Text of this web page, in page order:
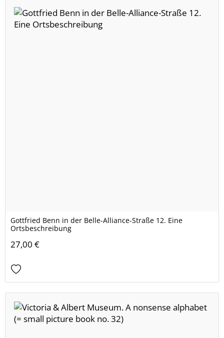
Gottfried Benn in der Belle-Alliance-Straße 12. Eine
Ortsbeschreibung
27,00 €